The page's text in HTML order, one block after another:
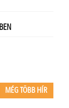
MÉG TÖBB HÍR